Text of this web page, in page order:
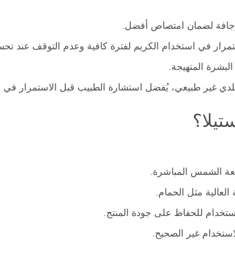
لضمان امتصاص أفضل.
في استخدام الكريم لفترة كافية وعدم التوقف عند
المتهيجة.
غير طبيعي، يُفضل استشارة الطبيب قبل الاستمرار في
الشمس المباشرة.
مثل الحمام.
للحفاظ على جودة المنتج.
غير الصحيح.